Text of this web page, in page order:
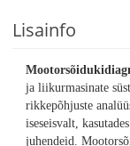
Lisainfo
ja liikurmasinate
rikkepõhjuste
iseseisvalt,
juhendeid.